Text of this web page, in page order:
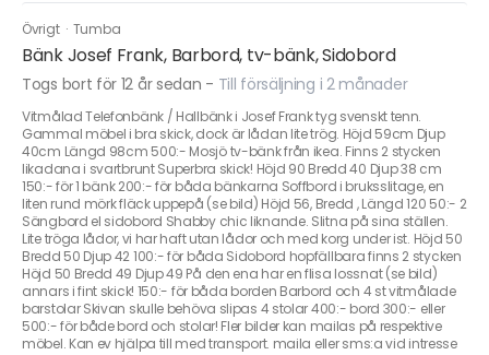
Övrigt · Tumba
Bänk Josef Frank, Barbord, tv-bänk, Sidobord
Togs bort för 12 år sedan - Till försäljning i 2 månader
Vitmålad Telefonbänk / Hallbänk i Josef Frank tyg svenskt tenn.
Gammal möbel i bra skick, dock är lådan lite trög. Höjd 59cm Djup
40cm Längd 98cm 500:- Mosjö tv-bänk från ikea. Finns 2 stycken
likadana i svartbrunt Superbra skick! Höjd 90 Bredd 40 Djup 38 cm
150:- för 1 bänk 200:- för båda bänkarna Soffbord i bruksslitage, en
liten rund mörk fläck uppepå (se bild) Höjd 56, Bredd , Längd 120 50:- 2
Sängbord el sidobord Shabby chic liknande. Slitna på sina ställen.
Lite tröga lådor, vi har haft utan lådor och med korg under ist. Höjd 50
Bredd 50 Djup 42 100:- för båda Sidobord hopfällbara finns 2 stycken
Höjd 50 Bredd 49 Djup 49 På den ena har en flisa lossnat (se bild)
annars i fint skick! 150:- för båda borden Barbord och 4 st vitmålade
barstolar Skivan skulle behöva slipas 4 stolar 400:- bord 300:- eller
500:- för både bord och stolar! Fler bilder kan mailas på respektive
möbel. Kan ev hjälpa till med transport. maila eller sms:a vid intresse